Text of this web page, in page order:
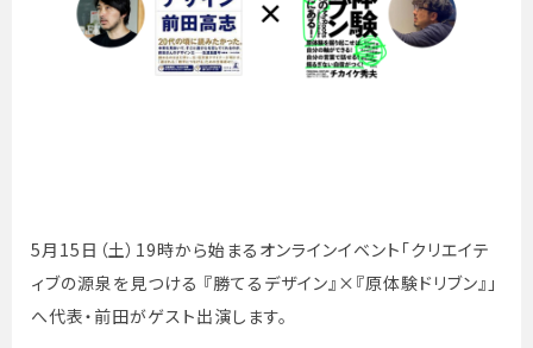
5月15日（土）19時から始まるオンラインイベント「クリエイテ
ィブの源泉を見つける 『勝てるデザイン』×『原体験ドリブン』」
へ代表・前田がゲスト出演します。